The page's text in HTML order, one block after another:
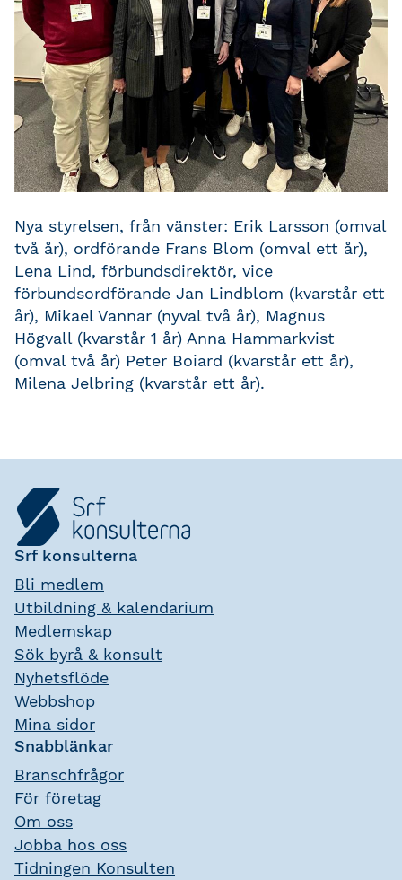
Nya styrelsen, från vänster: Erik Larsson (omval
två år), ordförande Frans Blom (omval ett år),
Lena Lind, förbundsdirektör, vice
förbundsordförande Jan Lindblom (kvarstår ett
år), Mikael Vannar (nyval två år), Magnus
Högvall (kvarstår 1 år) Anna Hammarkvist
(omval två år) Peter Boiard (kvarstår ett år),
Milena Jelbring (kvarstår ett år).
Srf konsulterna
Bli medlem
Utbildning & kalendarium
Medlemskap
Sök byrå & konsult
Nyhetsflöde
Webbshop
Mina sidor
Snabblänkar
Branschfrågor
För företag
Om oss
Jobba hos oss
Tidningen Konsulten